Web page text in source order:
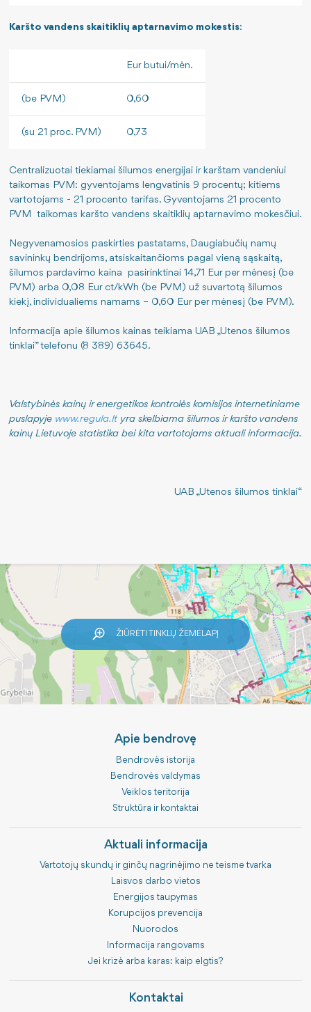
Karšto vandens skaitiklių aptarnavimo mokestis:
Eur butui/mėn.
(be PVM) 0,60
(su 21 proc. PVM) 0,73
Centralizuotai tiekiamai šilumos energijai ir karštam vandeniui
taikomas PVM: gyventojams lengvatinis 9 procentų; kitiems
vartotojams - 21 procento tarifas. Gyventojams 21 procento
PVM taikomas karšto vandens skaitiklių aptarnavimo mokesčiui.
Negyvenamosios paskirties pastatams, Daugiabučių namų
savininkų bendrijoms, atsiskaitančioms pagal vieną sąskaitą,
šilumos pardavimo kaina pasirinktinai 14,71 Eur per mėnesį (be
PVM) arba 0,08 Eur ct/kWh (be PVM) už suvartotą šilumos
kiekį, individualiems namams – 0,60 Eur per mėnesį (be PVM).
Informacija apie šilumos kainas teikiama UAB „Utenos šilumos
tinklai” telefonu (8 389) 63645.
Valstybinės kainų ir energetikos kontrolės komisijos internetiniame
puslapyje www.regula.ltyra skelbiama šilumos ir karšto vandens
kainų Lietuvoje statistika bei kita vartotojams aktuali informacija.
UAB „Utenos šilumos tinklai“
ŽIŪRĖTI TINKLŲ ŽEMĖLAPĮ
Apie bendrovę
Bendrovės istorija
Bendrovės valdymas
Veiklos teritorija
Struktūra ir kontaktai
Aktuali informacija
Vartotojų skundų ir ginčų nagrinėjimo ne teisme tvarka
Laisvos darbo vietos
Energijos taupymas
Korupcijos prevencija
Nuorodos
Informacija rangovams
Jei krizė arba karas: kaip elgtis?
Kontaktai